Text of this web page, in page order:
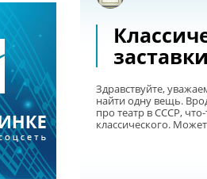
Здравствуйте,
найти одну вещь.
про театр в СССР,
классического.